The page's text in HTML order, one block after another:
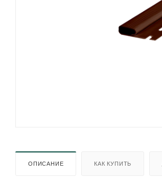
ОПИСАНИЕ КАК КУПИТЬ